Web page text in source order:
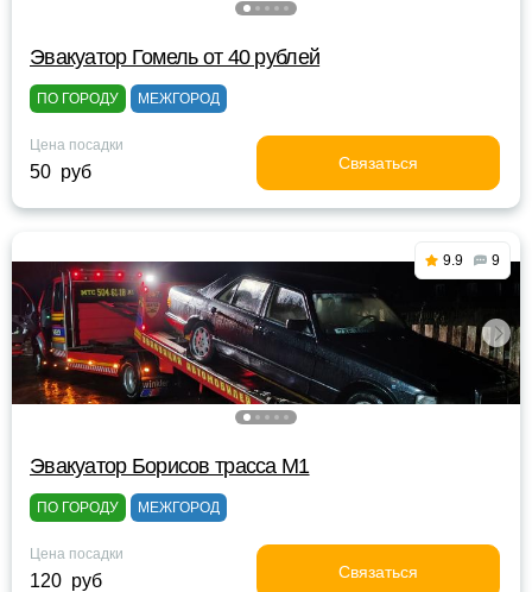
Эвакуатор Гомель от 40 рублей
ПО ГОРОДУ МЕЖГОРОД
Цена посадки
50 руб Связаться
9.9 9
Эвакуатор Борисов трасса М1
ПО ГОРОДУ МЕЖГОРОД
Цена посадки
120 руб Связаться